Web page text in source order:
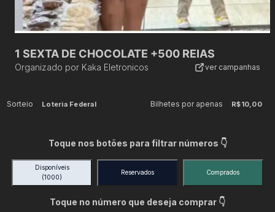
1 SEXTA DE CHOCOLATE +500 REIAS
Organizado por Kaka Eletronicos ver campanhas
Sorteio Loteria Federal Bilhetes por apenas R$10,00
Toque nos botões para filtrar números 👇
Disponíveis
(1000)
Reservados Comprados
Toque no número que deseja comprar 👇